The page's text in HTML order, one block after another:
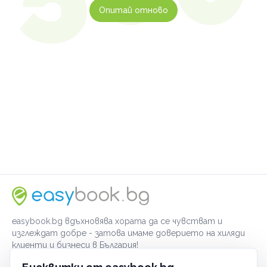
Опитай отново
easybook.bg вдъхновява хората да се чувстват и
изглеждат добре - затова имаме доверието на хиляди
клиенти и бизнеси в България!